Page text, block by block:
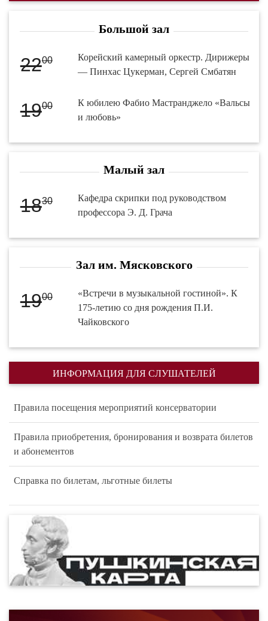
Большой зал
2200
Корейский камерный оркестр. Дирижеры
— Пинхас Цукерман, Сергей Смбатян
1900
К юбилею Фабио Мастранджело «Вальсы
и любовь»
Малый зал
1830
Кафедра скрипки под руководством
профессора Э. Д. Грача
Зал им. Мясковского
1900
«Встречи в музыкальной гостиной». К
175-летию со дня рождения П.И.
Чайковского
ИНФОРМАЦИЯ ДЛЯ СЛУШАТЕЛЕЙ
Правила посещения мероприятий консерватории
Правила приобретения, бронирования и возврата билетов
и абонементов
Справка по билетам, льготные билеты